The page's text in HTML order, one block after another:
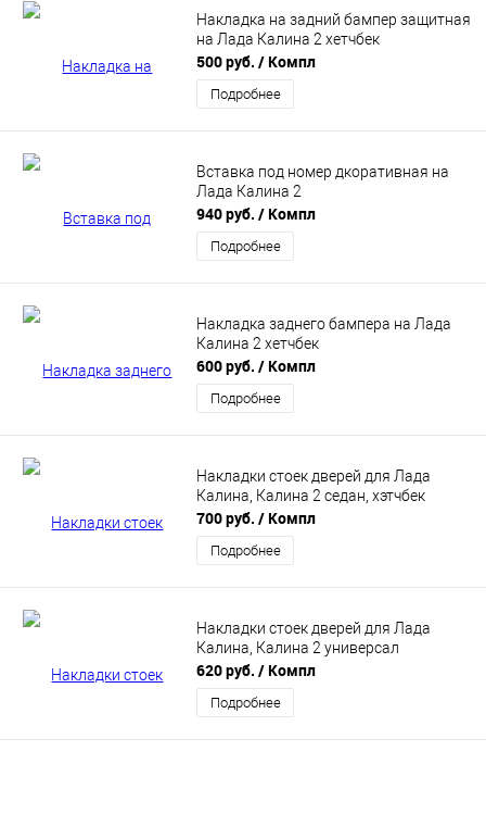
Накладка на задний бампер защитная
на Лада Калина 2 хетчбек
500 руб. / Компл
Подробнее
Вставка под номер дкоративная на
Лада Калина 2
940 руб. / Компл
Подробнее
Накладка заднего бампера на Лада
Калина 2 хетчбек
600 руб. / Компл
Подробнее
Накладки стоек дверей для Лада
Калина, Калина 2 седан, хэтчбек
700 руб. / Компл
Подробнее
Накладки стоек дверей для Лада
Калина, Калина 2 универсал
620 руб. / Компл
Подробнее